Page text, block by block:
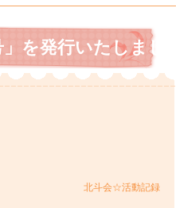
を発行いたしました
北斗会☆活動記録